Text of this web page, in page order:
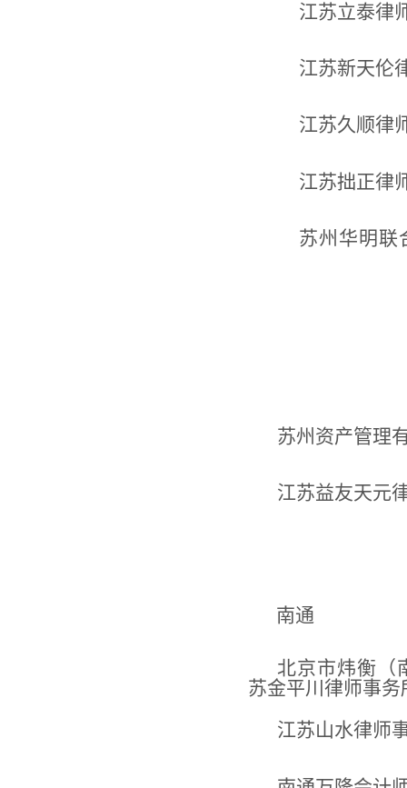
江苏立泰律
江苏新天伦
江苏久顺律
江苏拙正律
苏州华明联
苏州资产管理
江苏益友天元
南通
北京市炜衡（
苏金平川律师事务
江苏山水律师